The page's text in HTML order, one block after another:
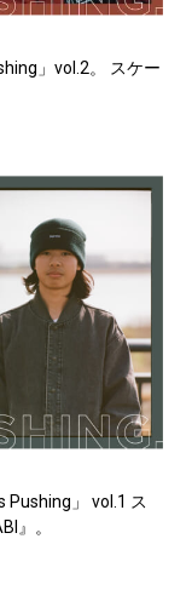
」vol.2。 スケー
Pushing」 vol.1 ス
』。